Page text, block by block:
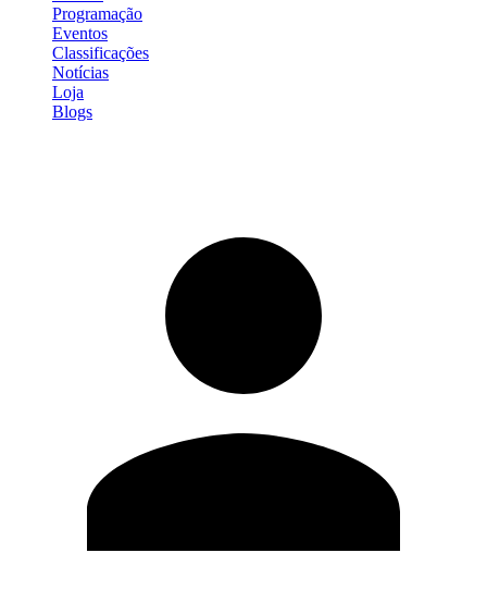
Programação
Eventos
Classificações
Notícias
Loja
Blogs